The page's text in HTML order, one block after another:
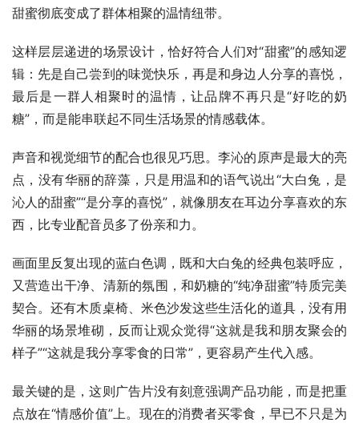
甜蜜彻底变成了群体相聚的温情纽带。
这样层层递进的场景设计，恰好符合人们对“甜蜜”的感知逻
辑：先是自己尝到的味觉快乐，再是和身边人分享的喜悦，
最后是一群人相聚时的温情，让品牌不再只是“好吃的奶
糖”，而是能串联起不同生活场景的情感载体。​
声音和视觉细节的配合也很见巧思。李沁的原声是最大的亮
点，没有华丽的辞藻，只是用温和的语气说出“大白兔，是
沁人的甜蜜”“是分享的喜悦”，就像朋友在耳边分享喜欢的东
西，比专业配音员多了份亲和力。
画面里反复出现的蓝白色调，既和大白兔的经典包装呼应，
又营造出干净、清新的氛围，和奶糖的“纯净甜蜜”特质完美
契合。还有木质桌椅、米色沙发这些生活化的道具，没有用
华丽的场景堆砌，反而让观众觉得“这就是我和朋友聚会的
样子”“这就是我分享零食的日常”，更容易产生代入感。​
最关键的是，这则广告片没有刻意强调产品功能，而是把重
点放在“情感价值”上。现在的消费者买零食，早已不只是为